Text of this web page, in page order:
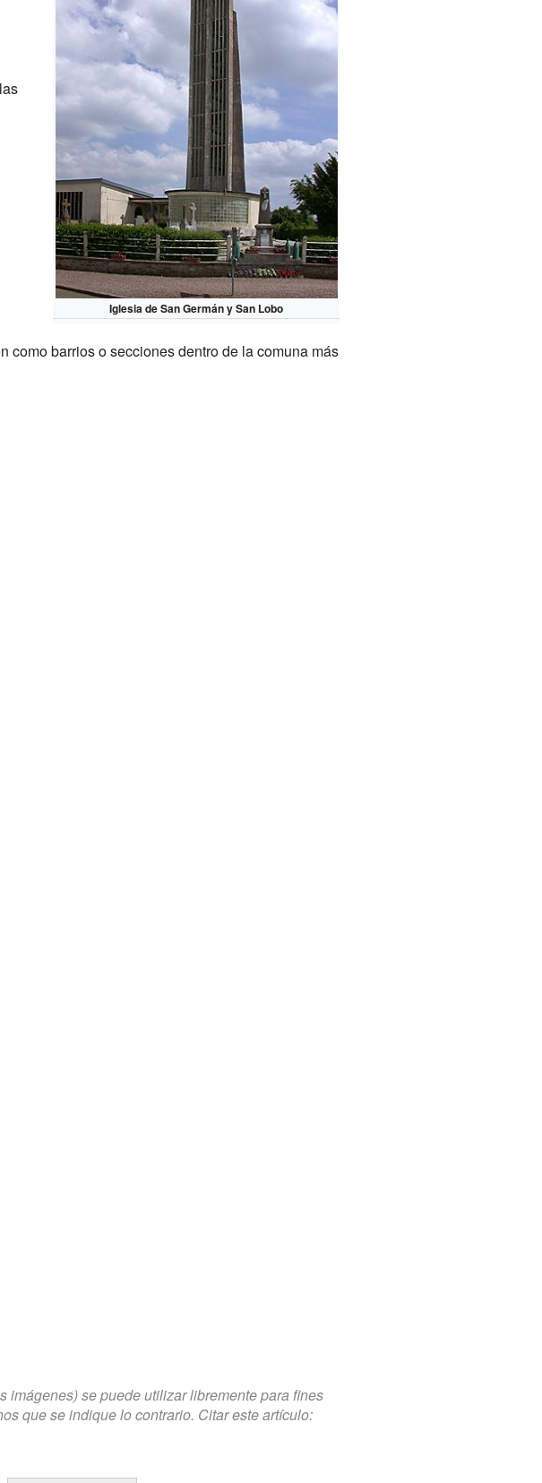
Iglesia de San Germán y San Lobo
como barrios o secciones dentro de la comuna más
imágenes) se puede utilizar libremente para fines
que se indique lo contrario. Citar este artículo: